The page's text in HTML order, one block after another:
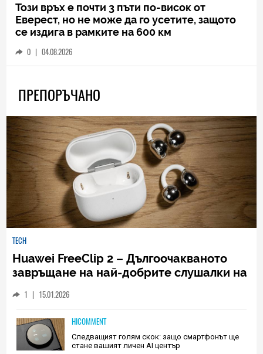
Този връх е почти 3 пъти по-висок от
Еверест, но не може да го усетите, защото
се издига в рамките на 600 км
0 | 04.08.2026
ПРЕПОРЪЧАНО
TECH
Huawei FreeClip 2 – Дългоочакваното
завръщане на най-добрите слушалки на
1 | 15.01.2026
HICOMMENT
Следващият голям скок: защо смартфонът ще
стане вашият личен AI център